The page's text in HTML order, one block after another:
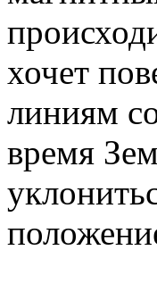
хочет
линиям
время